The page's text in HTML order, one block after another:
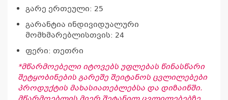
გარე ერთეული: 25
გარანტია ინდივიდუალური
მომხმარებლისთვის: 24
ფერი: თეთრი
*მწარმოებელი იტოვებს უფლებას წინასწარი
შეტყობინების გარეშე შეიტანოს ცვლილებები
პროდუქტის მახასიათებლებსა და დიზაინში.